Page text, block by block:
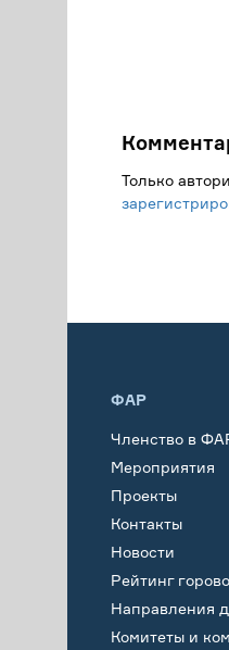
Только
ФАР
Членство в
Мероприятия
Проекты
Контакты
Новости
Рейтинг
Направления
Комитеты и